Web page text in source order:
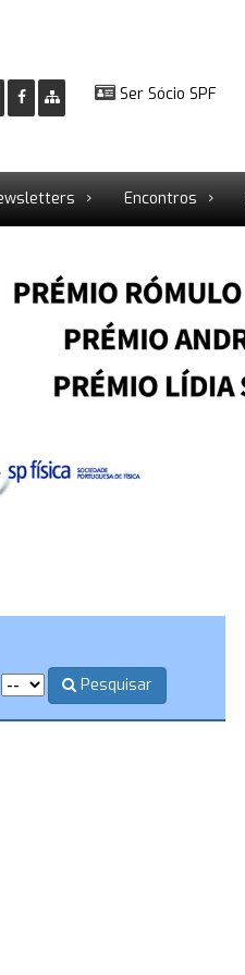
Ser Sócio SPF
Encontros
Pesquisar